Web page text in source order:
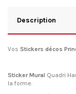
Description
Vos Stickers décos
Sticker Mural Quadri
la forme.